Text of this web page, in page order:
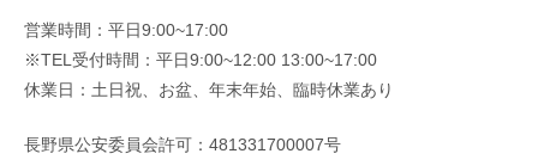
営業時間：平日9:00~17:00
※TEL受付時間：平日9:00~12:00 13:00~17:00
休業日：土日祝、お盆、年末年始、臨時休業あり
長野県公安委員会許可：481331700007号